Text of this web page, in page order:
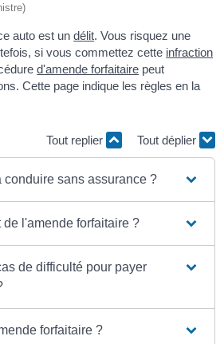
auto est undélit. Vous risquez une
si vous commettez cette infraction
d'amende forfaitaire peut
Cette page indique les règles en la
Tout replier Tout déplier
conduire sans assurance ?
l'amende forfaitaire ?
de difficulté pour payer
forfaitaire ?